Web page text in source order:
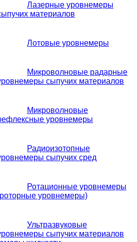
Лазерные уровнемеры
материалов
Лотовые уровнемеры
Микроволновые радарные
сыпучих материалов
Микроволновые
уровнемеры
Радиоизотопные
сыпучих сред
Ротационные уровнемеры
уровнемеры)
Ультразвуковые
сыпучих материалов